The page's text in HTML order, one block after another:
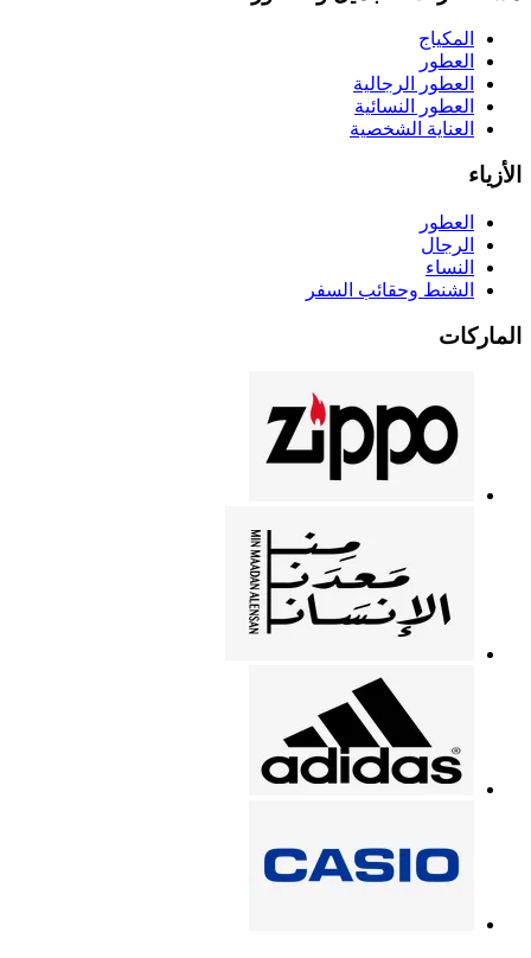
المكياج
العطور
العطور الرجالية
العطور النسائية
العناية الشخصية
الأزياء
العطور
الرجال
النساء
الشنط وحقائب السفر
الماركات